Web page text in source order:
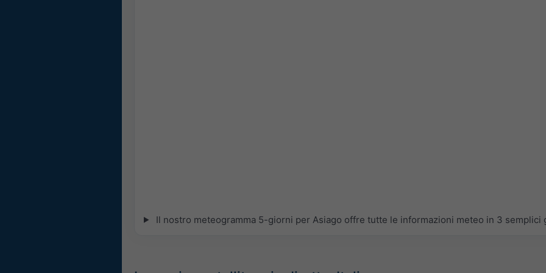
Il nostro meteogramma 5-giorni per Asiago offre tutte le informazioni meteo in 3 semplici